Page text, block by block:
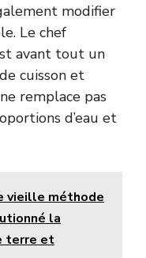
modifier
Le chef
avant tout un
cuisson et
remplace pas
d’eau et
vieille méthode
la
terre et